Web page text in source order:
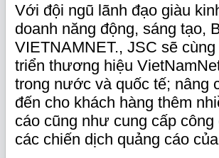
Với đội ngũ lãnh đạo giàu
doanh năng động, sáng tạo,
VIETNAMNET., JSC sẽ
triển thương hiệu
trong nước và quốc tế; nâng
đến cho khách hàng thêm
cáo cũng như cung cấp
các chiến dịch quảng cáo